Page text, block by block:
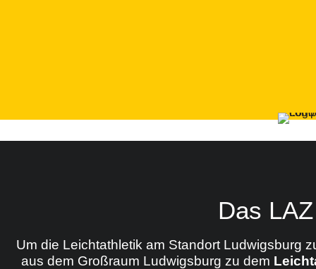
Das
Um die Leichtathletik am Standort Ludwigsburg
aus dem Großraum Ludwigsburg zu dem